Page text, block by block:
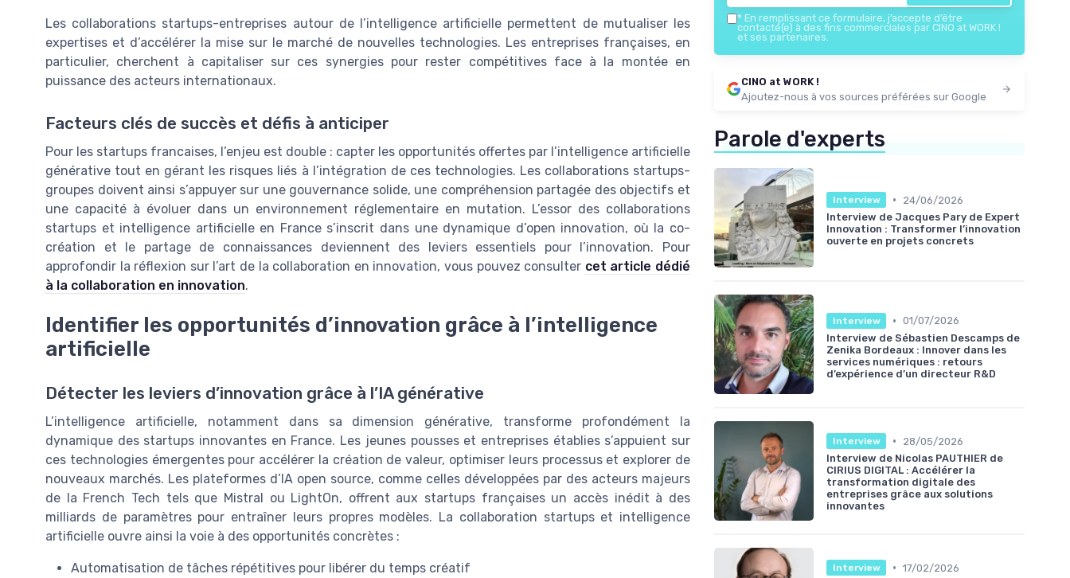
Les collaborations startups-entreprises autour de l’intelligence artificielle permettent de mutualiser les
expertises et d’accélérer la mise sur le marché de nouvelles technologies. Les entreprises françaises, en
particulier, cherchent à capitaliser sur ces synergies pour rester compétitives face à la montée en
puissance des acteurs internationaux.
Facteurs clés de succès et défis à anticiper
Pour les startups francaises, l’enjeu est double : capter les opportunités offertes par l’intelligence artificielle
générative tout en gérant les risques liés à l’intégration de ces technologies. Les collaborations startups-
groupes doivent ainsi s’appuyer sur une gouvernance solide, une compréhension partagée des objectifs et
une capacité à évoluer dans un environnement réglementaire en mutation. L’essor des collaborations
startups et intelligence artificielle en France s’inscrit dans une dynamique d’open innovation, où la co-
création et le partage de connaissances deviennent des leviers essentiels pour l’innovation. Pour
approfondir la réflexion sur l’art de la collaboration en innovation, vous pouvez consulter cet article dédié
à la collaboration en innovation.
Identifier les opportunités d’innovation grâce à l’intelligence
artificielle
Détecter les leviers d’innovation grâce à l’IA générative
L’intelligence artificielle, notamment dans sa dimension générative, transforme profondément la
dynamique des startups innovantes en France. Les jeunes pousses et entreprises établies s’appuient sur
ces technologies émergentes pour accélérer la création de valeur, optimiser leurs processus et explorer de
nouveaux marchés. Les plateformes d’IA open source, comme celles développées par des acteurs majeurs
de la French Tech tels que Mistral ou LightOn, offrent aux startups françaises un accès inédit à des
milliards de paramètres pour entraîner leurs propres modèles. La collaboration startups et intelligence
artificielle ouvre ainsi la voie à des opportunités concrètes :
Automatisation de tâches répétitives pour libérer du temps créatif
* En remplissant ce formulaire, j’accepte d’être
contacté(e) à des fins commerciales par CINO at WORK !
et ses partenaires.
CINO at WORK !
Ajoutez-nous à vos sources préférées sur Google
Parole d'experts
Interview •
24/06/2026
Interview de Jacques Pary de Expert
Innovation : Transformer l’innovation
ouverte en projets concrets
Interview • 01/07/2026
Interview de Sébastien Descamps de
Zenika Bordeaux : Innover dans les
services numériques : retours
d’expérience d’un directeur R&D
Interview •
28/05/2026
Interview de Nicolas PAUTHIER de
CIRIUS DIGITAL : Accélérer la
transformation digitale des
entreprises grâce aux solutions
innovantes
Interview • 17/02/2026